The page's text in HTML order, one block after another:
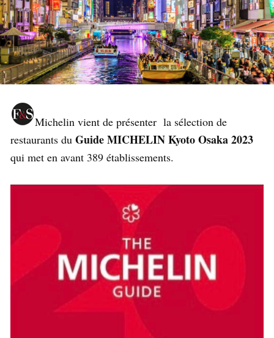
Michelin vient de présenter la sélection de
restaurants du Guide MICHELIN Kyoto Osaka 2023
qui met en avant 389 établissements.